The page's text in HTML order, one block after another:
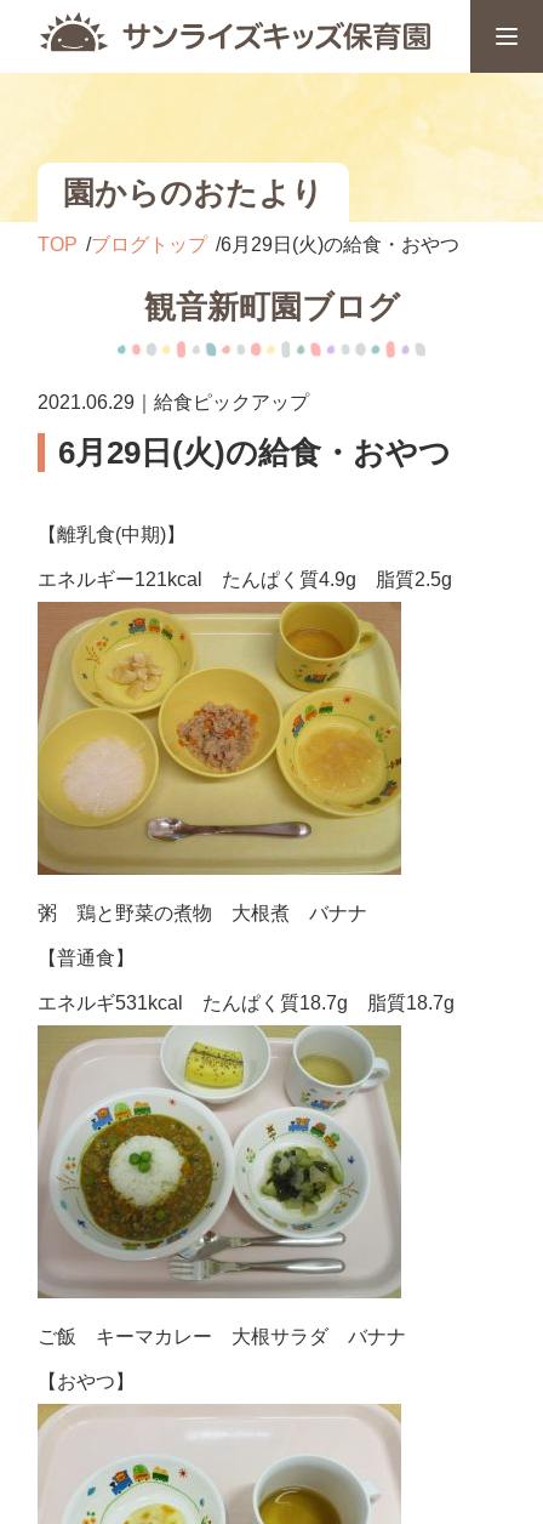
園からのおたより
TOP ブログトップ 6月29日(火)の給食・おやつ
観音新町園ブログ
2021.06.29｜給食ピックアップ
6月29日(火)の給食・おやつ
【離乳食(中期)】
エネルギー121kcal たんぱく質4.9g 脂質2.5g
粥 鶏と野菜の煮物 大根煮 バナナ
【普通食】
エネルギ531kcal たんぱく質18.7g 脂質18.7g
ご飯 キーマカレー 大根サラダ バナナ
【おやつ】